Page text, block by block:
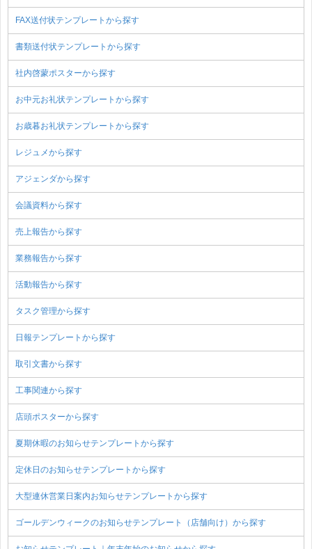
FAX送付状テンプレートから探す
書類送付状テンプレートから探す
社内啓蒙ポスターから探す
お中元お礼状テンプレートから探す
お歳暮お礼状テンプレートから探す
レジュメから探す
アジェンダから探す
会議資料から探す
売上報告から探す
業務報告から探す
活動報告から探す
タスク管理から探す
日報テンプレートから探す
取引文書から探す
工事関連から探す
店頭ポスターから探す
夏期休暇のお知らせテンプレートから探す
定休日のお知らせテンプレートから探す
大型連休営業日案内お知らせテンプレートから探す
ゴールデンウィークのお知らせテンプレート（店舗向け）から探す